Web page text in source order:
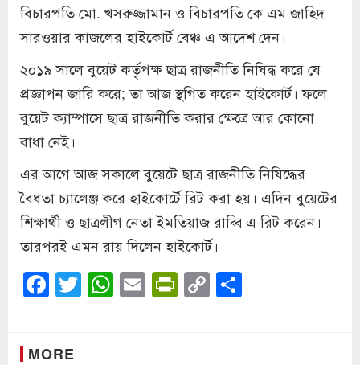
বিচারপতি মো. খসরুজ্জামান ও বিচারপতি কে এম জাহিদ
সারওয়ার কাজলের হাইকোর্ট বেঞ্চ এ আদেশ দেন।
২০১৯ সালে বুয়েট কর্তৃপক্ষ ছাত্র রাজনীতি নিষিদ্ধ করে যে
প্রজ্ঞাপন জারি করে; তা আজ স্থগিত করেন হাইকোর্ট। ফলে
বুয়েট ক্যাম্পাসে ছাত্র রাজনীতি করার ক্ষেত্রে আর কোনো
বাধা নেই।
এর আগে আজ সকালে বুয়েটে ছাত্র রাজনীতি নিষিদ্ধের
বৈধতা চ্যালেঞ্জ করে হাইকোর্টে রিট করা হয়। এদিন বুয়েটের
শিক্ষার্থী ও ছাত্রলীগ নেতা ইমতিয়াজ রাব্বি এ রিট করেন।
তারপরই এমন রায় দিলেন হাইকোর্ট।
Facebook
Twitter
WhatsApp
EmailPrintFriendly
Copy
Link
MORE